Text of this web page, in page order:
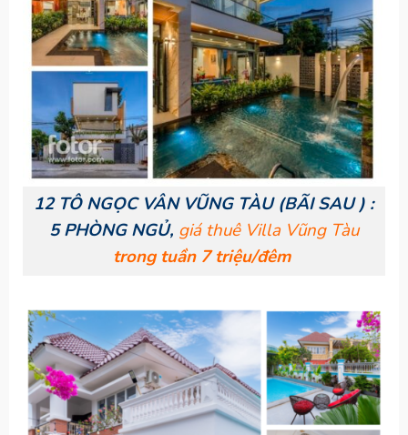
12 TÔ NGỌC VÂN VŨNG TÀU (BÃI SAU ) :
5 PHÒNG NGỦ, giá thuê Villa Vũng Tàu
trong tuần 7 triệu/đêm